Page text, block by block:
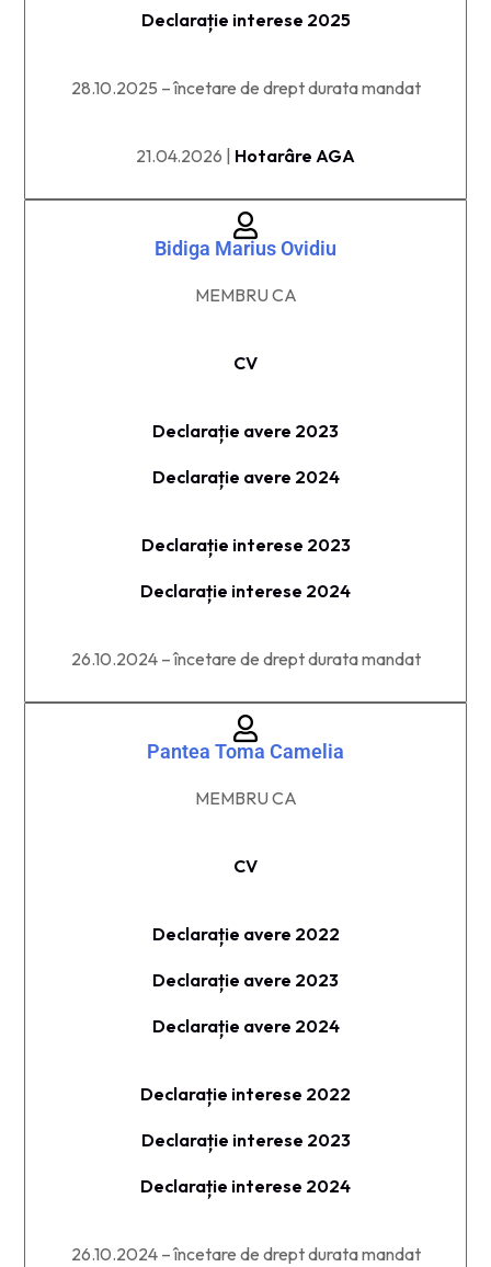
Declarație interese 2025
28.10.2025 – încetare de drept durata mandat
21.04.2026 | Hotarâre AGA
Bidiga Marius Ovidiu
MEMBRU CA​
CV
Declarație avere 2023
Declarație avere 2024
Declarație interese 2023
Declarație interese 2024
26.10.2024 – încetare de drept durata mandat
Pantea Toma Camelia
MEMBRU CA​
CV
Declarație avere 2022
Declarație avere 2023
Declarație avere 2024
Declarație interese 2022
Declarație interese 2023
Declarație interese 2024
26.10.2024 – încetare de drept durata mandat